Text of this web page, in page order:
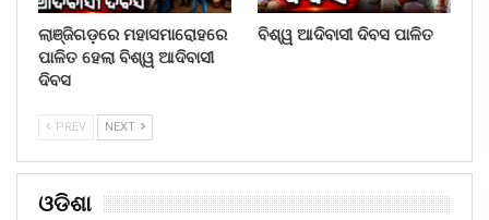
ଲାଞ୍ଜିଗଡ଼ରେ ମହାସମାରୋହରେ
ପାଳିତ ହେଲା ବିଶ୍ୱ ଆଦିବାସୀ
ଦିବସ
ବିଶ୍ୱ ଆଦିବାସୀ ଦିବସ ପାଳିତ
PREV NEXT
ଓଡିଶା